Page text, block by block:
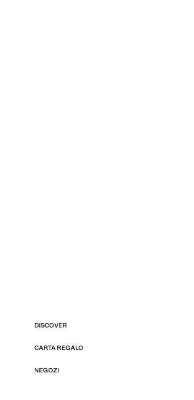
DISCOVER
CARTA REGALO
NEGOZI